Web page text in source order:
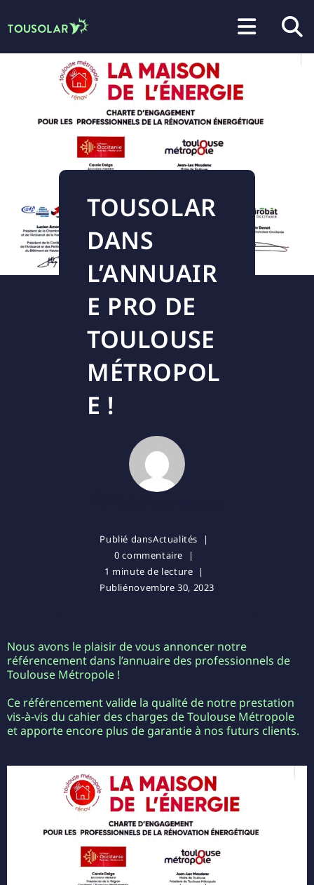
TOUSOLAR
DANS
L’ANNUAIR
E PRO DE
TOULOUSE
MÉTROPOL
E !
Publié dansActualités
0 commentaire
1 minute de lecture
Publiénovembre 30, 2023
Nous avons le plaisir de vous annoncer notre
référencement dans l’annuaire des professionnels de
Toulouse Métropole !
Ce référencement valide la qualité de notre prestation
vis-à-vis du cahier des charges de Toulouse Métropole
et apporte encore plus de garantie à nos futurs clients.